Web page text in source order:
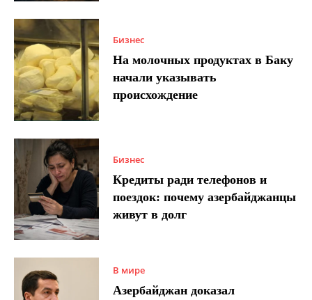
Бизнес
На молочных продуктах в Баку
начали указывать
происхождение
Бизнес
Кредиты ради телефонов и
поездок: почему азербайджанцы
живут в долг
В мире
Азербайджан доказал